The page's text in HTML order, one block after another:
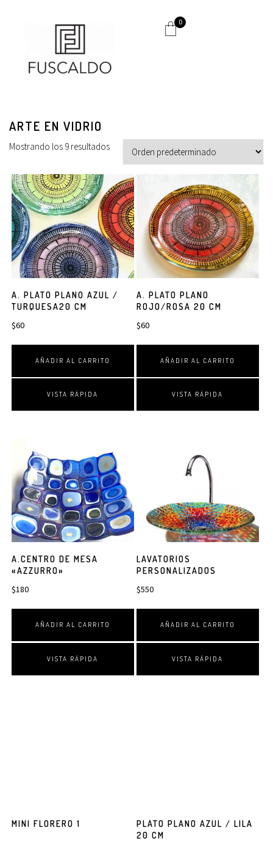
0
ARTE EN VIDRIO
Mostrando los 9 resultados
A. PLATO PLANO AZUL /
TURQUESA20 CM
$60
AÑADIR AL CARRITO
VISTA RÁPIDA
A. PLATO PLANO
ROJO/ROSA 20 CM
$60
AÑADIR AL CARRITO
VISTA RÁPIDA
A.CENTRO DE MESA
«AZZURRO»
$180
AÑADIR AL CARRITO
VISTA RÁPIDA
LAVATORIOS
PERSONALIZADOS
$550
AÑADIR AL CARRITO
VISTA RÁPIDA
MINI FLORERO 1
PLATO PLANO AZUL / LILA
20 CM